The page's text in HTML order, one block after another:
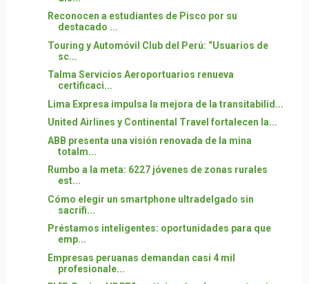
Reconocen a estudiantes de Pisco por su
destacado ...
Touring y Automóvil Club del Perú: “Usuarios de
sc...
Talma Servicios Aeroportuarios renueva
certificaci...
Lima Expresa impulsa la mejora de la transitabilid...
United Airlines y Continental Travel fortalecen la...
ABB presenta una visión renovada de la mina
totalm...
Rumbo a la meta: 6227 jóvenes de zonas rurales
est...
Cómo elegir un smartphone ultradelgado sin
sacrifi...
Préstamos inteligentes: oportunidades para que
emp...
Empresas peruanas demandan casi 4 mil
profesionale...